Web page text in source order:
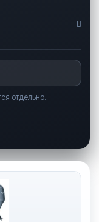
отдельно.